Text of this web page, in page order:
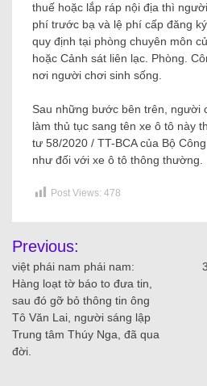
thuế hoặc lắp ráp nội địa thì
phí trước bạ và lệ phí cấp đăng
quy định tại phòng chuyên môn
hoặc Cảnh sát liên lạc. Phòng.
nơi người chơi sinh sống.
Sau những bước bên trên, người
làm thủ tục sang tên xe ô tô này
tư 58/2020 / TT-BCA của Bộ
như đối với xe ô tô thông thường.
Post Views: 478
Previous:
việt phái nam phái nam:
Hàng loạt tờ báo to đưa tin,
sau đó gỡ bỏ thông tin ông
Tô Văn Lai, người sáng lập
Trung tâm Thúy Nga, đã qua
đời.